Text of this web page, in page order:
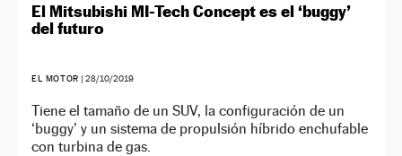
El Mitsubishi MI-Tech Concept es el ‘buggy’
del futuro
EL MOTOR | 28/10/2019
Tiene el tamaño de un SUV, la configuración de un
‘buggy’ y un sistema de propulsión híbrido enchufable
con turbina de gas.